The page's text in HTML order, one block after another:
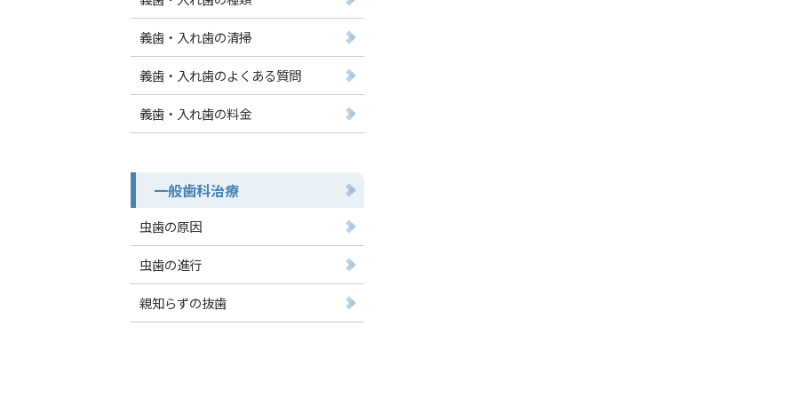
義歯・入れ歯の清掃
義歯・入れ歯のよくある質問
義歯・入れ歯の料金
一般歯科治療
虫歯の原因
虫歯の進行
親知らずの抜歯